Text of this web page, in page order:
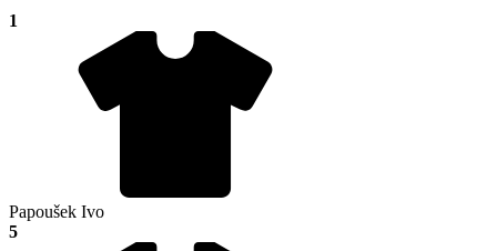
1
Papoušek Ivo
5